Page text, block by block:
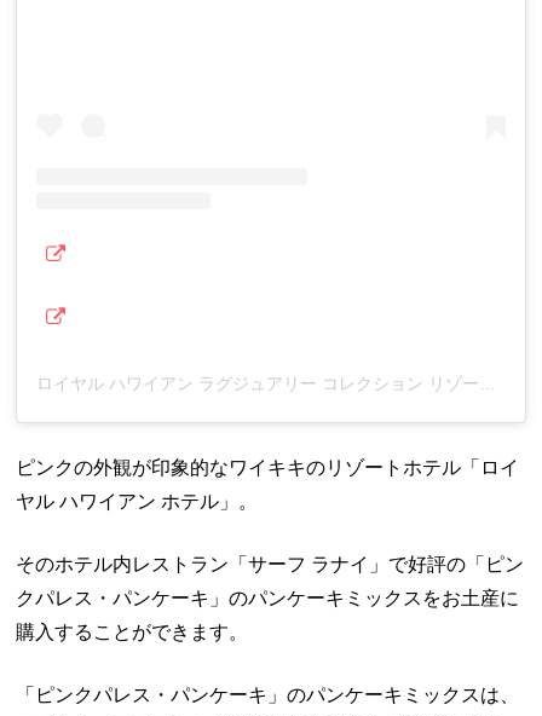
ピンクの外観が印象的なワイキキのリゾートホテル「ロイ
ヤル ハワイアン ホテル」。
そのホテル内レストラン「サーフ ラナイ」で好評の「ピン
クパレス・パンケーキ」のパンケーキミックスをお土産に
購入することができます。
「ピンクパレス・パンケーキ」のパンケーキミックスは、